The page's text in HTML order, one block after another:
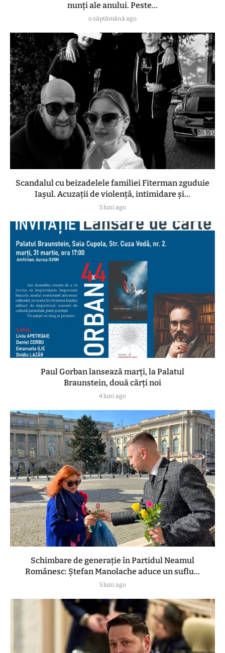
nunți ale anului. Peste...
o săptămână ago
Scandalul cu beizadelele familiei Fiterman zguduie
Iașul. Acuzații de violență, intimidare și...
3 luni ago
Paul Gorban lansează marți, la Palatul
Braunstein, două cărți noi
4 luni ago
Schimbare de generație în Partidul Neamul
Românesc: Ștefan Manolache aduce un suflu...
5 luni ago